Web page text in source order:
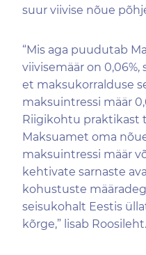
suur viivise nõue
“Mis aga puudutab
viivisemäär on
et maksukorralduse
maksuintressi määr
Riigikohtu praktikast
Maksuamet oma
maksuintressi määr
kehtivate sarnaste
kohustuste
seisukohalt Eestis
kõrge,” lisab Roosileht.